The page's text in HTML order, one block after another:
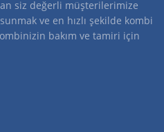
siz değerli müşterilerimize
ve en hızlı şekilde kombi
bakım ve tamiri için